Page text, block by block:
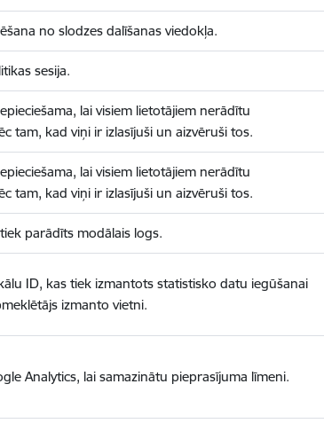
no slodzes dalīšanas viedokļa.
sesija.
lai visiem lietotājiem nerādītu
tam, kad viņi ir izlasījuši un aizvēruši tos.
lai visiem lietotājiem nerādītu
tam, kad viņi ir izlasījuši un aizvēruši tos.
parādīts modālais logs.
ID, kas tiek izmantots statistisko datu iegūšanai
izmanto vietni.
Analytics, lai samazinātu pieprasījuma līmeni.